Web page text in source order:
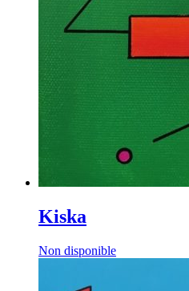
Kiska
Non disponible